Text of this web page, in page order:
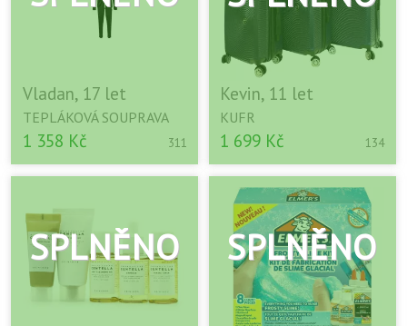
Vladan, 17 let
TEPLÁKOVÁ SOUPRAVA
1 358 Kč 311
Kevin, 11 let
KUFR
1 699 Kč 134